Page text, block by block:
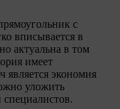
с
вписывается в
актуальна в том
имеет
является экономия
уложить